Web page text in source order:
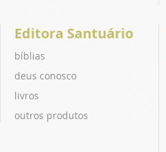
Editora Santuário
bíblias
deus conosco
livros
outros produtos